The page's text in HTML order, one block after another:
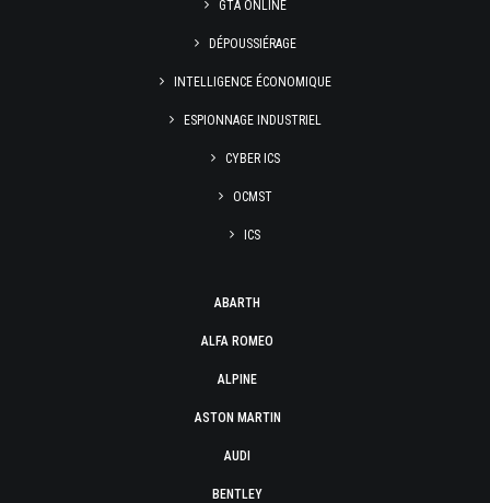
GTA ONLINE
DÉPOUSSIÉRAGE
INTELLIGENCE ÉCONOMIQUE
ESPIONNAGE INDUSTRIEL
CYBER ICS
OCMST
ICS
ABARTH
ALFA ROMEO
ALPINE
ASTON MARTIN
AUDI
BENTLEY